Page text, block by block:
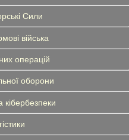
Сили
війська
операцій
оборони
кібербезпеки